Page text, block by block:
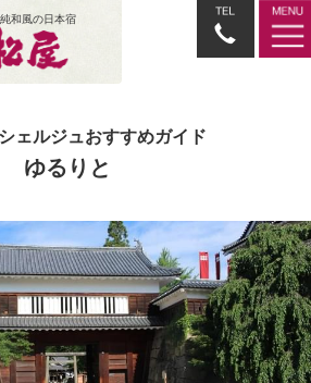
和風の日本宿
ェルジュおすすめガイド
ゆるりと